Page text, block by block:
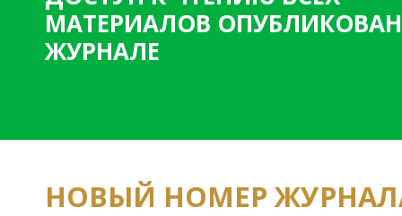
и
ц
ы
МАТЕРИАЛОВ
ЖУРНАЛЕ
НОВЫЙ НОМЕР